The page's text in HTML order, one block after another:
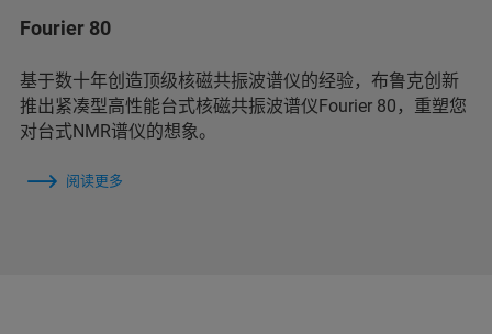
Fourier 80
基于数十年创造顶级核磁共振波谱仪的经验，布鲁克创新
推出紧凑型高性能台式核磁共振波谱仪Fourier 80，重塑您
对台式NMR谱仪的想象。
阅读更多